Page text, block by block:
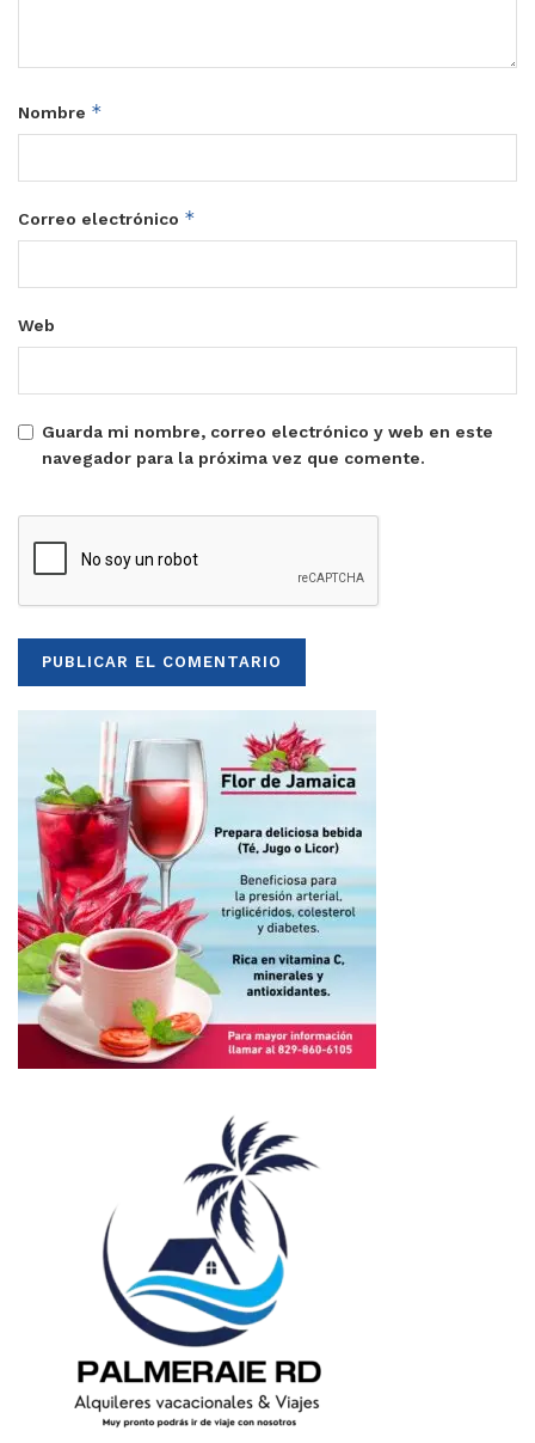
Nombre *
Correo electrónico *
Web
Guarda mi nombre, correo electrónico y web en este
navegador para la próxima vez que comente.